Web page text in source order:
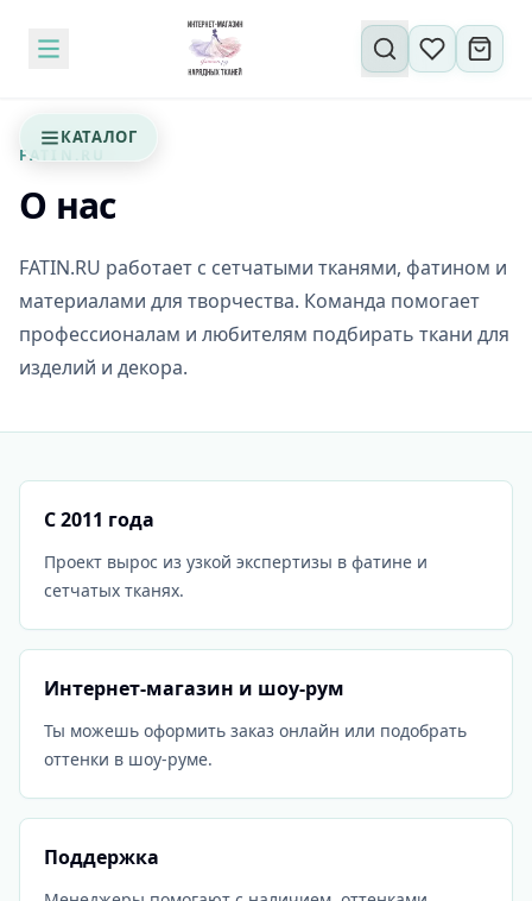
КАТАЛОГ
Поиск по сайту
FATIN.RU
О нас
FATIN.RU работает с сетчатыми тканями, фатином и
материалами для творчества. Команда помогает
профессионалам и любителям подбирать ткани для
изделий и декора.
С 2011 года
Проект вырос из узкой экспертизы в фатине и
сетчатых тканях.
Интернет-магазин и шоу-рум
Ты можешь оформить заказ онлайн или подобрать
оттенки в шоу-руме.
Поддержка